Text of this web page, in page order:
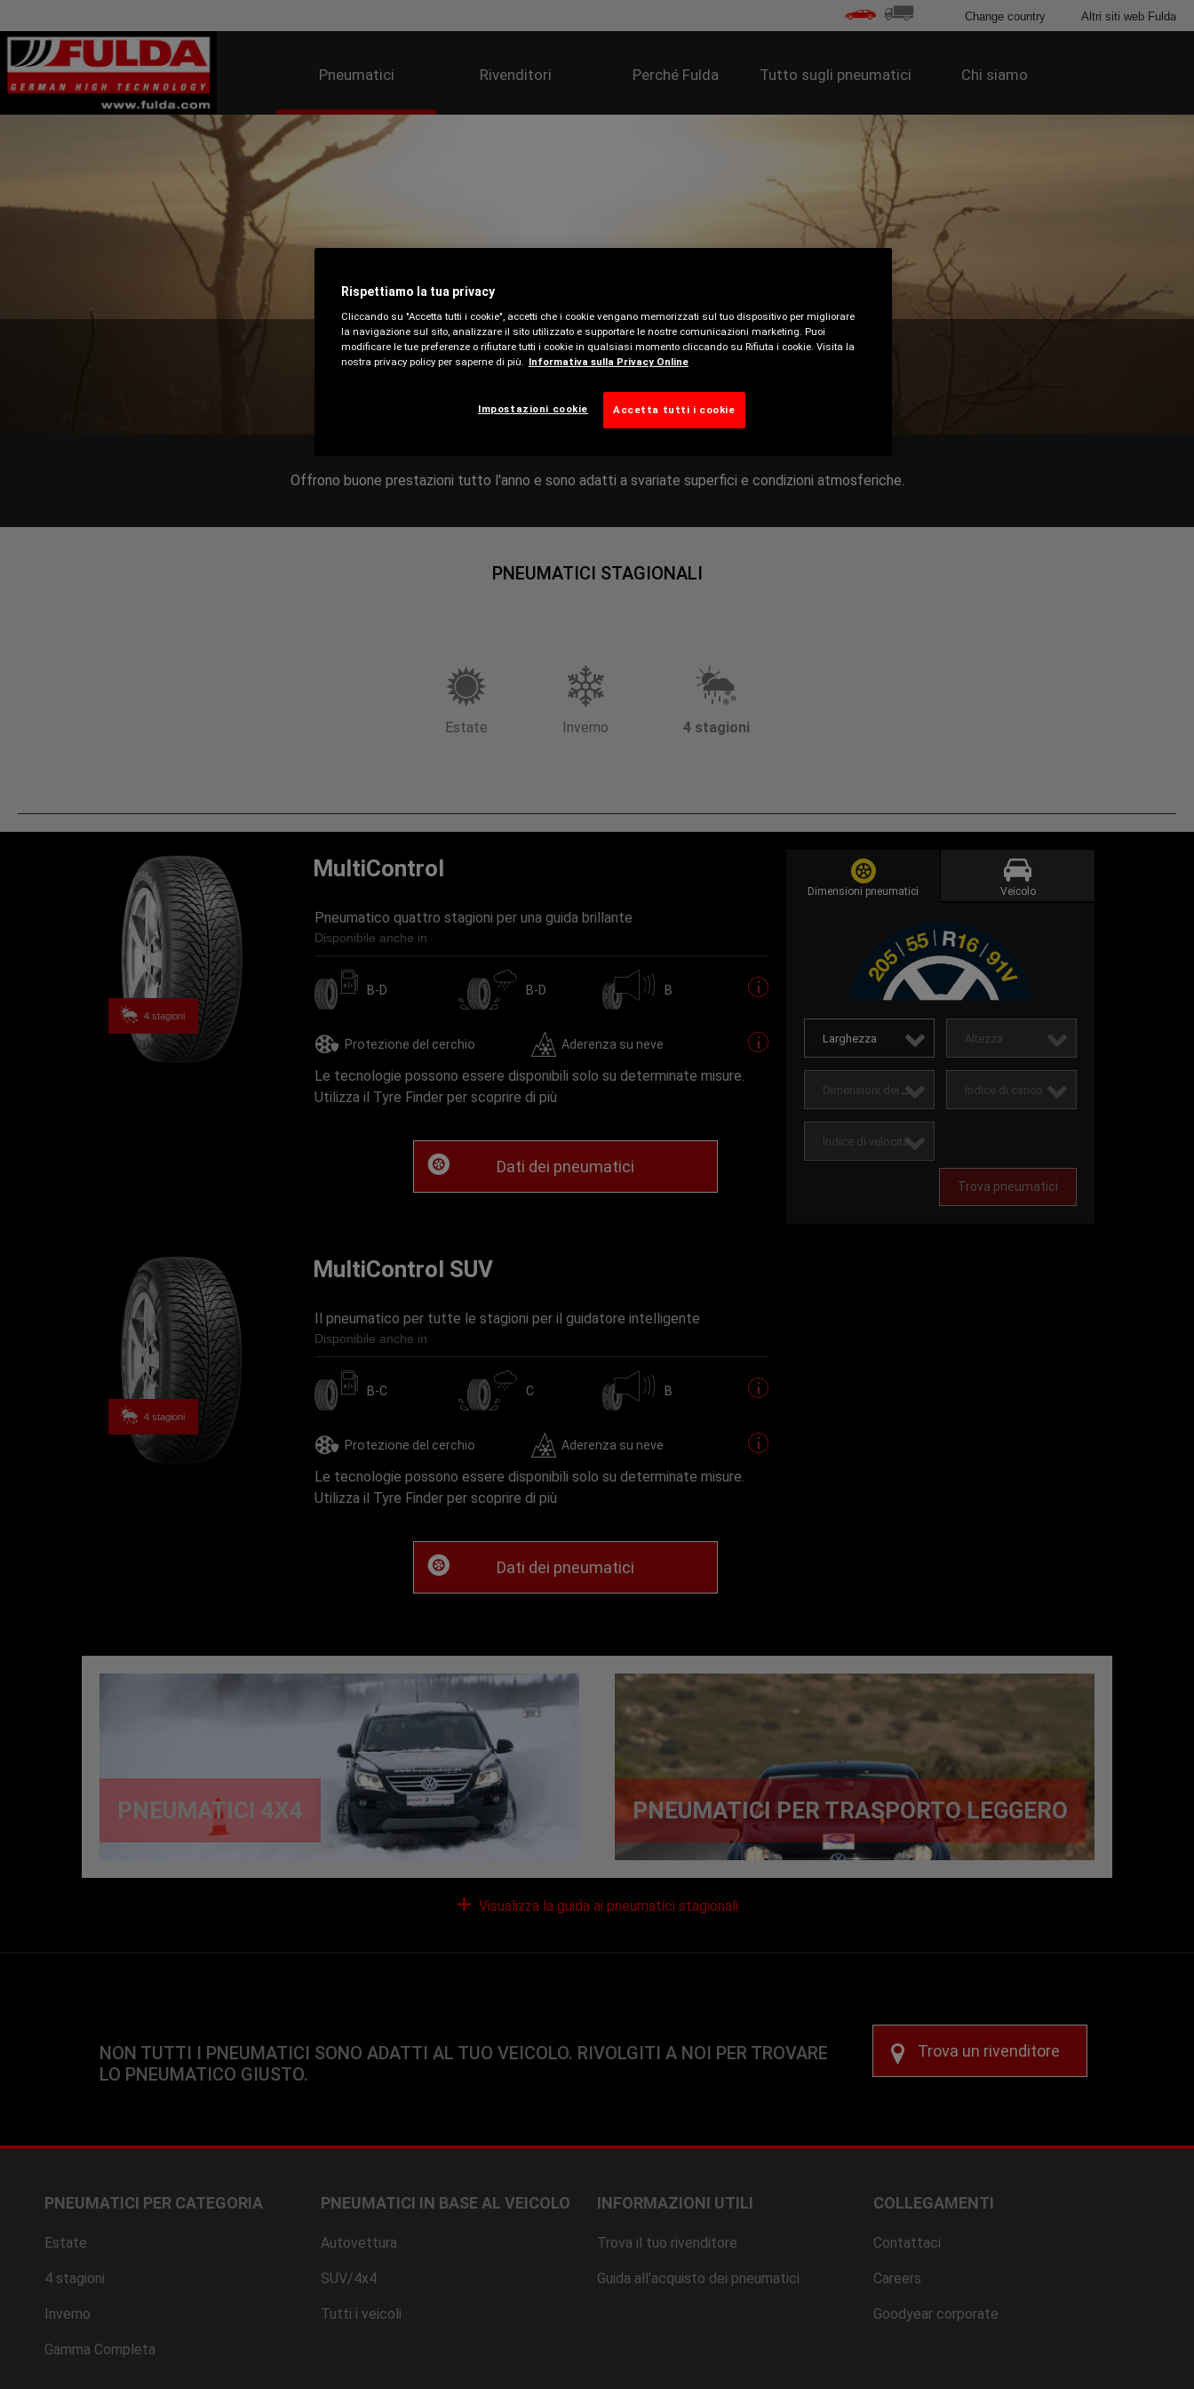
Pneumatici Rivenditori Perché Fulda Tutto sugli pneumatici Chi siamo
Change country Altri siti web Fulda
PNEUMATICI 4 STAGIONI
Offrono buone prestazioni tutto l'anno e sono adatti a svariate superfici e condizioni atmosferiche.
PNEUMATICI STAGIONALI
Estate Inverno 4 stagioni
4 stagioni
MultiControl
Pneumatico quattro stagioni per una guida brillante
Disponibile anche in
B-D B-D B
Protezione del cerchio Aderenza su neve
Le tecnologie possono essere disponibili solo su determinate misure.
Utilizza il Tyre Finder per scoprire di più
Dati dei pneumatici
4 stagioni
MultiControl SUV
Il pneumatico per tutte le stagioni per il guidatore intelligente
Disponibile anche in
B-C C B
Protezione del cerchio Aderenza su neve
Le tecnologie possono essere disponibili solo su determinate misure.
Utilizza il Tyre Finder per scoprire di più
Dati dei pneumatici
Dimensioni pneumatici Veicolo
Larghezza Altezza
Dimensioni dei cerchi Indice di carico
Indice di velocità
Trova pneumatici
PNEUMATICI 4X4 PNEUMATICI PER TRASPORTO LEGGERO
Visualizza la guida ai pneumatici stagionali
NON TUTTI I PNEUMATICI SONO ADATTI AL TUO VEICOLO. RIVOLGITI A NOI PER TROVARE
LO PNEUMATICO GIUSTO.
Trova un rivenditore
PNEUMATICI PER CATEGORIA
Estate
4 stagioni
Inverno
Gamma Completa
PNEUMATICI IN BASE AL VEICOLO
Autovettura
SUV/4x4
Tutti i veicoli
INFORMAZIONI UTILI
Trova il tuo rivenditore
Guida all'acquisto dei pneumatici
COLLEGAMENTI
Contattaci
Careers
Goodyear corporate
Rispettiamo la tua privacy
Cliccando su "Accetta tutti i cookie", accetti che i cookie vengano memorizzati sul tuo dispositivo per migliorare
la navigazione sul sito, analizzare il sito utilizzato e supportare le nostre comunicazioni marketing. Puoi
modificare le tue preferenze o rifiutare tutti i cookie in qualsiasi momento cliccando su Rifiuta i cookie. Visita la
nostra privacy policy per saperne di più.
Informativa sulla Privacy Online
Impostazioni cookie Accetta tutti i cookie